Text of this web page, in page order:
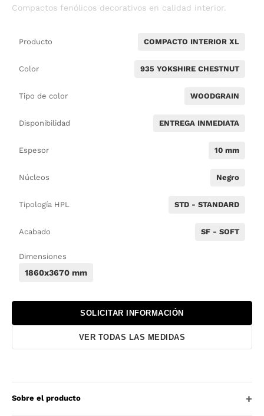
Compactos fenólicos decorativos en calidad interior.
Producto COMPACTO INTERIOR XL
Color 935 YOKSHIRE CHESTNUT
Tipo de color WOODGRAIN
Disponibilidad ENTREGA INMEDIATA
Espesor 10 mm
Núcleos Negro
Tipología HPL STD - STANDARD
Acabado SF - SOFT
Dimensiones
1860x3670 mm
SOLICITAR INFORMACIÓN
VER TODAS LAS MEDIDAS
Sobre el producto